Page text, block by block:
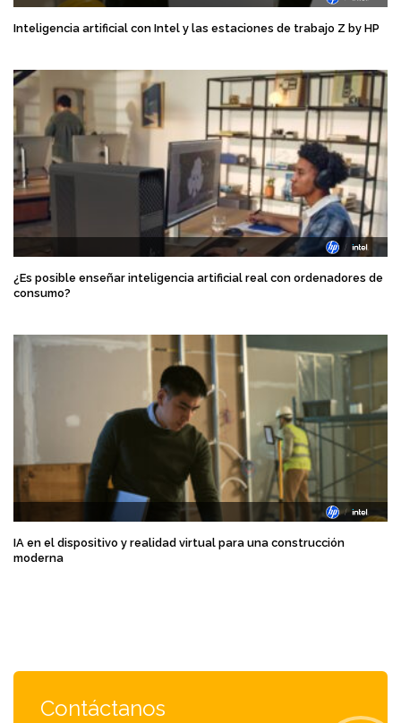
Inteligencia artificial con Intel y las estaciones de trabajo Z by HP
¿Es posible enseñar inteligencia artificial real con ordenadores de
consumo?
IA en el dispositivo y realidad virtual para una construcción
moderna
Contáctanos